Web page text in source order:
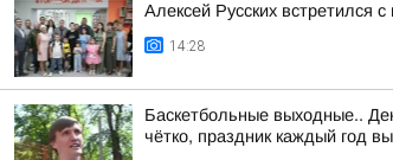
Алексей Русских встретился
14:28
Баскетбольные выходные..
чётко, праздник каждый год